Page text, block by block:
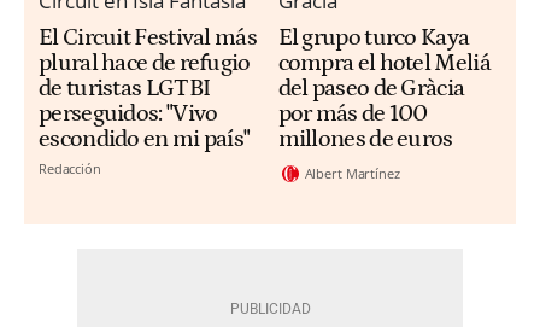
El Circuit Festival más
plural hace de refugio
de turistas LGTBI
perseguidos: "Vivo
escondido en mi país"
Redacción
El grupo turco Kaya
compra el hotel Meliá
del paseo de Gràcia
por más de 100
millones de euros
Albert Martínez